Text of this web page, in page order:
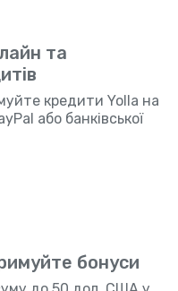
та
кредити Yolla на
або банківської
бонуси